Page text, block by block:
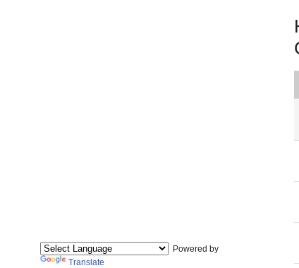
Powered by
Translate